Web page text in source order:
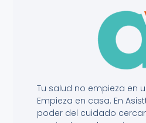
Tu salud no empieza en
Empieza en casa. En
poder del cuidado